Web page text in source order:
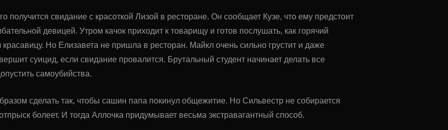
получится свидание с красоткой Лизой в ресторане. Он сообщает Кузе, что ему предстоит
девицей. Утром качок приходит к товарищу и готов послушать, как горячий
Но Елизавета не пришла в ресторан. Майкл очень сильно грустит и даже
суицид, если свидание провалится. Брутальный студент начинает делать все
самоубийства.
сделать так, чтобы сашин папа покинул общежитие. Но Сильвестр не собирается
болеет. И тогда Аллочка придумывает весьма экстравагантный способ.